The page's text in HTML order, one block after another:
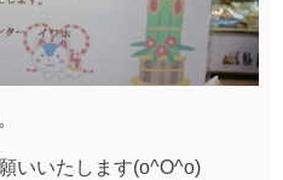
いいたします(o^O^o)